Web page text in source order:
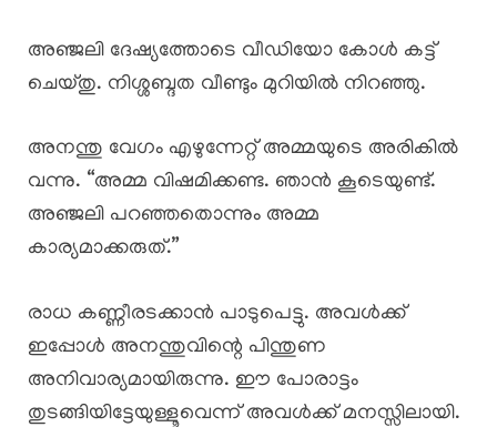
അഞ്ജലി ദേഷ്യത്തോടെ വീഡിയോ കോൾ കട്ട്
ചെയ്തു. നിശ്ശബ്ദത വീണ്ടും മുറിയിൽ നിറഞ്ഞു.
അനന്തു വേഗം എഴുന്നേറ്റ് അമ്മയുടെ അരികിൽ
വന്നു. “അമ്മ വിഷമിക്കണ്ട. ഞാൻ കൂടെയുണ്ട്.
അഞ്ജലി പറഞ്ഞതൊന്നും അമ്മ
കാര്യമാക്കരുത്.”
രാധ കണ്ണീരടക്കാൻ പാടുപെട്ടു. അവൾക്ക്
ഇപ്പോൾ അനന്തുവിന്റെ പിന്തുണ
അനിവാര്യമായിരുന്നു. ഈ പോരാട്ടം
തുടങ്ങിയിട്ടേയുള്ളൂവെന്ന് അവൾക്ക് മനസ്സിലായി.